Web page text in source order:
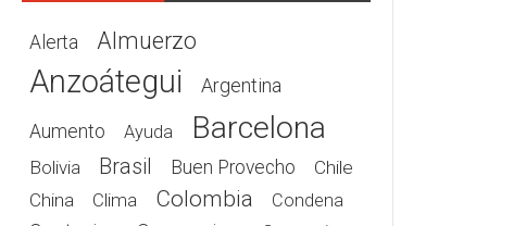
Alerta Almuerzo
Anzoátegui Argentina
Aumento Ayuda Barcelona
Bolivia Brasil Buen Provecho
Chile
China
Clima Colombia Condena